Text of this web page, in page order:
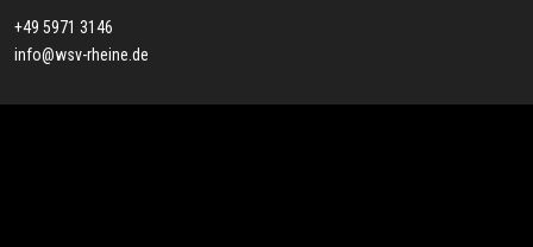
+49 5971 3146
info@wsv-rheine.de